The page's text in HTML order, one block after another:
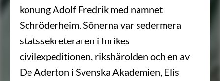
konung Adolf Fredrik med namnet
Schröderheim. Sönerna var sedermera
statssekreteraren i Inrikes
civilexpeditionen, rikshärolden och en av
De Aderton i Svenska Akademien, Elis